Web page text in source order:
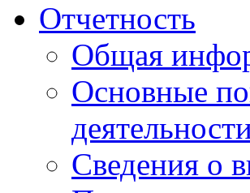
Отчетность
Общая
Основные
Сведения о